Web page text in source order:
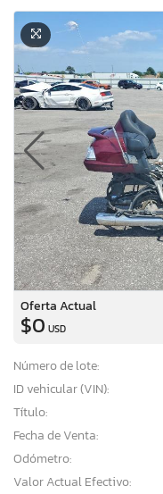
Oferta Actual
$0 USD
Número de lote:
ID vehicular (VIN):
Título:
Fecha de Venta:
Odómetro:
Valor Actual Efectivo: